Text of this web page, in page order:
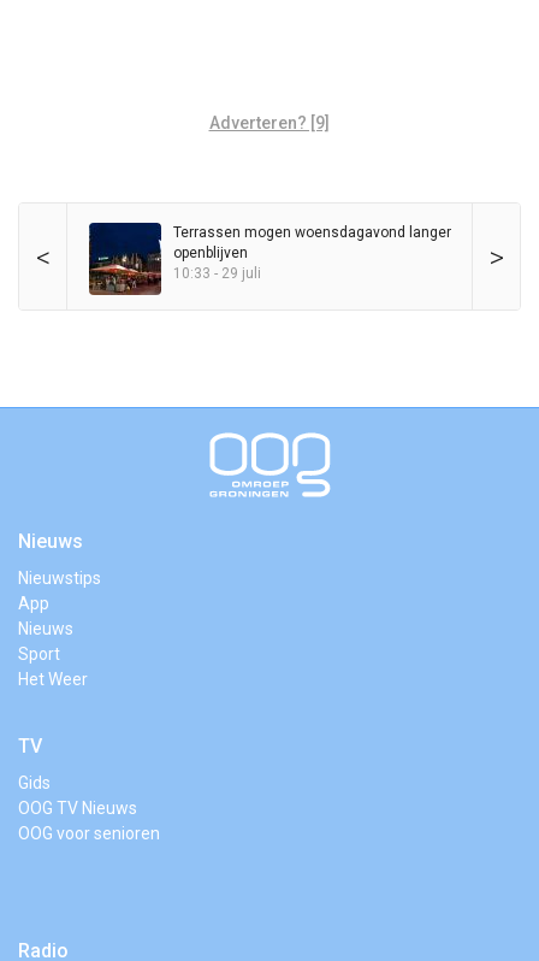
Adverteren? [9]
< >
Terrassen mogen woensdagavond langer
openblijven
10:33 - 29 juli
Nieuws
Nieuwstips
App
Nieuws
Sport
Het Weer
TV
Gids
OOG TV Nieuws
OOG voor senioren
Radio